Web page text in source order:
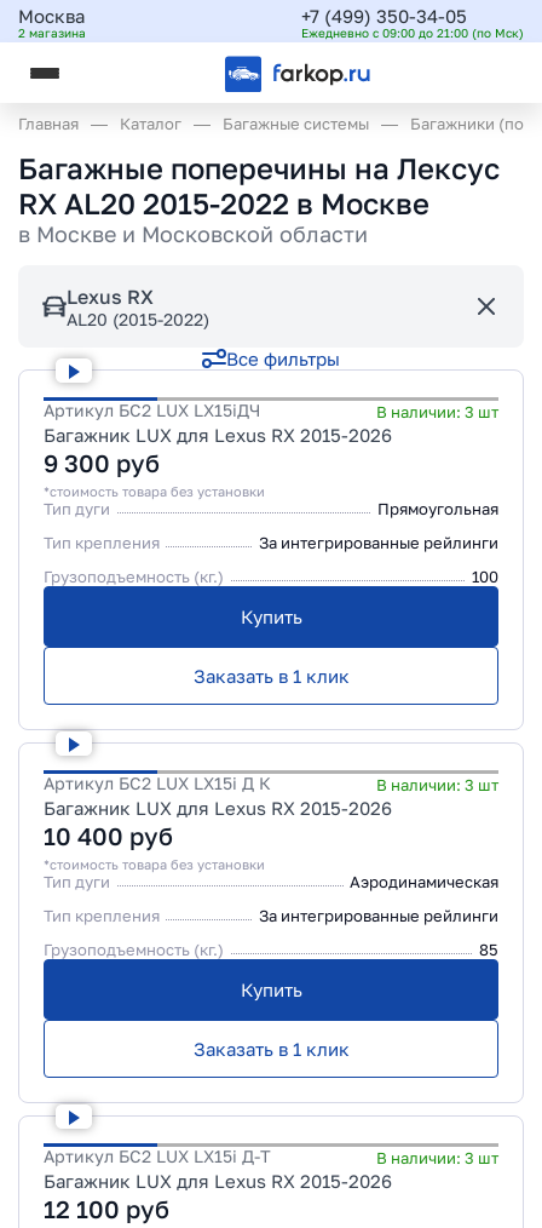
Москва
2 магазина
+7 (499) 350-34-05
Ежедневно с 09:00 до 21:00 (по Мск)
Главная Каталог Багажные системы Багажники
Багажные поперечины на Лексус
RX AL20 2015-2022 в Москве
в Москве и Московской области
Lexus RX
AL20 (2015-2022)
Все фильтры
Артикул БС2 LUX LX15iДЧ В наличии: 3 шт
Багажник LUX для Lexus RX 2015-2026
9 300 руб
*стоимость товара без установки
Тип дуги
Прямоугольная
Тип крепления
За интегрированные рейлинги
Грузоподъемность (кг.)
100
Купить
Заказать в 1 клик
Артикул БС2 LUX LX15i Д К В наличии: 3 шт
Багажник LUX для Lexus RX 2015-2026
10 400 руб
*стоимость товара без установки
Тип дуги
Аэродинамическая
Тип крепления
За интегрированные рейлинги
Грузоподъемность (кг.)
85
Купить
Заказать в 1 клик
Артикул БС2 LUX LX15i Д-Т В наличии: 3 шт
Багажник LUX для Lexus RX 2015-2026
12 100 руб